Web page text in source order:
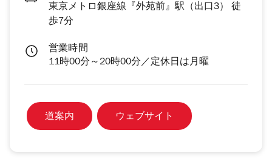
東京メトロ銀座線『外苑前』駅（出口3） 徒
歩7分
営業時間
11時00分～20時00分／定休日は月曜
道案内 ウェブサイト